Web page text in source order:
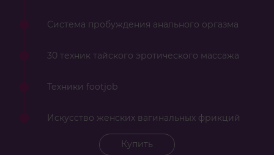
Система пробуждения анального оргазма
30 техник тайского эротического массажа
Техники footjob
Искусство женских вагинальных фрикций
Купить